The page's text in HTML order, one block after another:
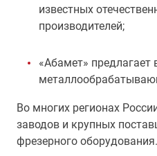
известных
производителей;
«Абамет»
Во многих регионах
заводов и крупных
фрезерного оборудования.